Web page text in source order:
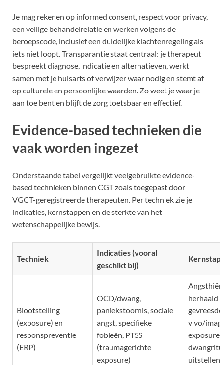
Je mag rekenen op informed consent, respect voor privacy,
een veilige behandelrelatie en werken volgens de
beroepscode, inclusief een duidelijke klachtenregeling als
iets niet loopt. Transparantie staat centraal: je therapeut
bespreekt diagnose, indicatie en alternatieven, werkt
samen met je huisarts of verwijzer waar nodig en stemt af
op culturele en persoonlijke waarden. Zo weet je waar je
aan toe bent en blijft de zorg toetsbaar en effectief.
Evidence-based technieken die
vaak worden ingezet
Onderstaande tabel vergelijkt veelgebruikte evidence-
based technieken binnen CGT zoals toegepast door
VGCT-geregistreerde therapeuten. Per techniek zie je
indicaties, kernstappen en de sterkte van het
wetenschappelijke bewijs.
Techniek
Indicaties (vooral
geschikt bij)
Blootstelling
(exposure) en
responspreventie
(ERP)
OCD/dwang,
paniekstoornis, sociale
angst, specifieke
fobieën, PTSS
(traumagerichte
exposure)
herhaald
vivo/